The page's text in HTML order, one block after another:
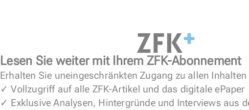
Lesen Sie weiter mit Ihrem ZFK-Abonnement
Erhalten Sie uneingeschränkten Zugang zu allen Inhalten
✓ Vollzugriff auf alle ZFK-Artikel und das digitale ePaper
✓ Exklusive Analysen, Hintergründe und Interviews aus